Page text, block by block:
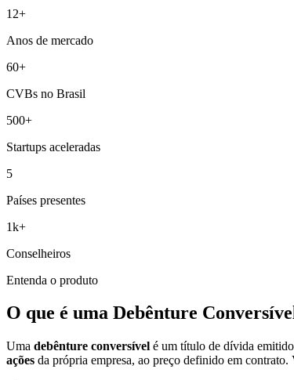
12+
Anos de mercado
60+
CVBs no Brasil
500+
Startups aceleradas
5
Países presentes
1k+
Conselheiros
Entenda o produto
O que é uma Debênture
Uma debênture conversível é um título de dívida
ações da própria empresa, ao preço definido em